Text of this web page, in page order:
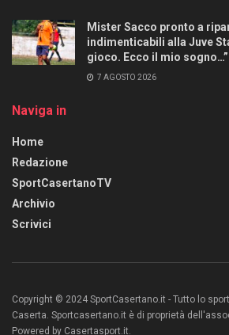
Mister Sacco pronto a
indimenticabili alla Juve
gioco. Ecco il mio sogno…”
7 AGOSTO 2026
Naviga in
Home
Redazione
SportCasertanoTV
Archivio
Scrivici
Copyright © 2024 SportCasertano.it - Tutto lo
Caserta. Sportcasertano.it è di proprietà
Powered by Casertasport.it.